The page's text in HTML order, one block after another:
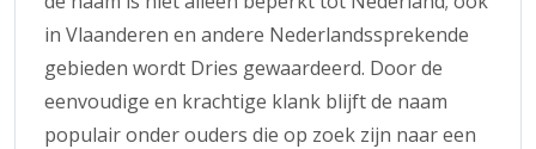
in Vlaanderen en andere Nederlandssprekende
gebieden wordt Dries gewaardeerd. Door de
eenvoudige en krachtige klank blijft de naam
populair onder ouders die op zoek zijn naar een